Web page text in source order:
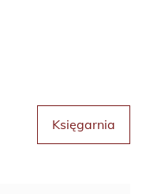
Księgarnia